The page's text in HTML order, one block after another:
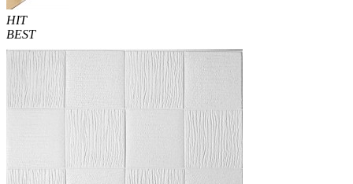
HIT
BEST